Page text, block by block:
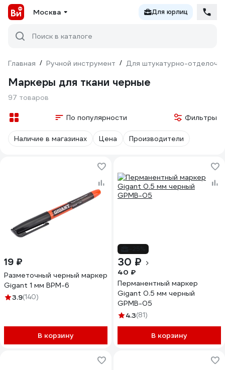
Москва Для юрлиц
Поиск в каталоге
Главная / Ручной инструмент / Для штукатурно-
Маркеры для ткани черные
97 товаров
По популярности Фильтры
Наличие в магазинах Цена Производители
19 ₽
Разметочный черный маркер
Gigant 1 мм BPM-6
3.9(140)
В корзину
30 ₽
40 ₽
Перманентный маркер
Gigant 0.5 мм черный
GPMB-05
4.3(81)
В корзину